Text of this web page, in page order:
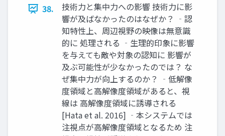
38.
技術力と集中力への影響 技術力に影
響が及ばなかったのはなぜか？ ‐認
知特性上、周辺視野の映像は無意識
的に 処理される ‐生理的印象に影響
を与えても敵や対象の認知に 影響が
及ぶ可能性が少なかったのでは？ な
ぜ集中力が向上するのか？ ‐低解像
度領域と高解像度領域があると、視
線は 高解像度領域に誘導される
[Hata et al. 2016] ‐本システムでは
注視点が高解像度領域となるため 注